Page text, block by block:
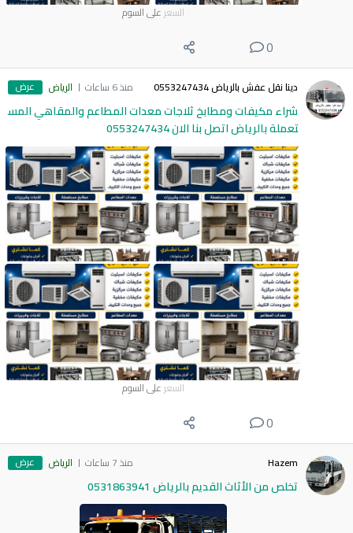
السعر على السوم
0
دينا نقل عفش بالرياض 0553247434 منذ 6 ساعات الرياض عرض
شراء مكيفات ومطابخ ثلاجات معدات المطاعم والمقاهي المس
تعملة بالرياض اتصل بنا الان 0553247434
السعر على السوم
0
Hazem منذ 7 ساعات الرياض عرض
تخلص من الأثاث القديم بالرياض 0531863941